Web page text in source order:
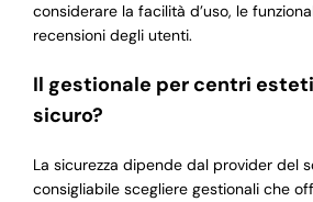
considerare la facilità d’uso, le
recensioni degli utenti.
Il gestionale per centri
sicuro?
La sicurezza dipende dal provider del
consigliabile scegliere gestionali che